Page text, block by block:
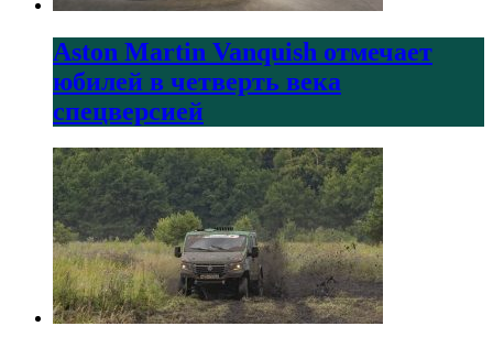
Aston Martin Vanquish отмечает
юбилей в четверть века
спецверсией